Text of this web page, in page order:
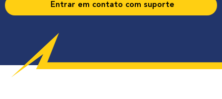
Entrar em contato com suporte